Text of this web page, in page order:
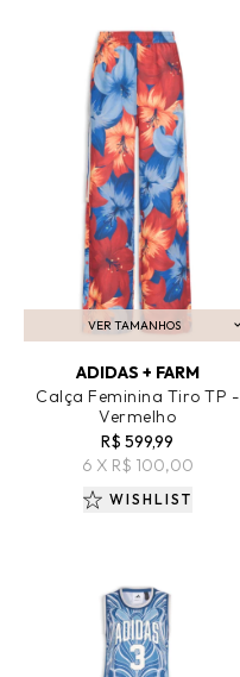
VER TAMANHOS
ADICIONAR AO CARRINHO
ADIDAS + FARM
Calça Feminina Tiro TP -
Vermelho
R$ 599,99
6 X R$ 100,00
WISHLIST